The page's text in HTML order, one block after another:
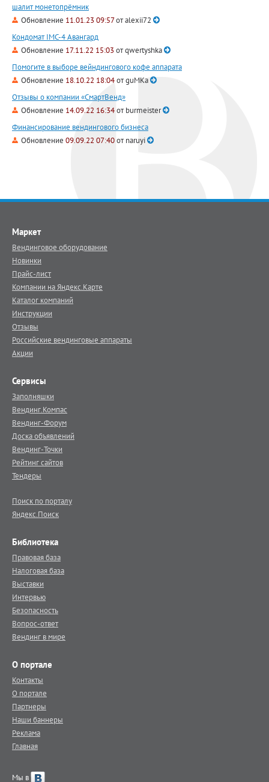
шалит монетопрёмник
Обновление 11.01.23 09:57отalexii72
Кондомат IMC-4 Авангард
Обновление 17.11.22 15:03 отqwertyshka
Помогите в выборе вейндингового кофе аппарата
Обновление 18.10.22 18:04отguMKa
Отзывы о компании «СмартВенд»
Обновление 14.09.22 16:34отburmeister
Финансирование вендингового бизнеса
Обновление 09.09.22 07:40отnaruyi
Маркет
Вендинговое оборудование
Новинки
Прайс-лист
Компании на Яндекс.Карте
Каталог компаний
Инструкции
Отзывы
Российские вендинговые аппараты
Акции
Сервисы
Заполняшки
Вендинг.Компас
Вендинг-Форум
Доска объявлений
Вендинг-Точки
Рейтинг сайтов
Тендеры
Поиск по порталу
Яндекс.Поиск
Библиотека
Правовая база
Налоговая база
Выставки
Интервью
Безопасность
Вопрос-ответ
Вендинг в мире
О портале
Контакты
О портале
Партнеры
Наши баннеры
Реклама
Главная
Мы в